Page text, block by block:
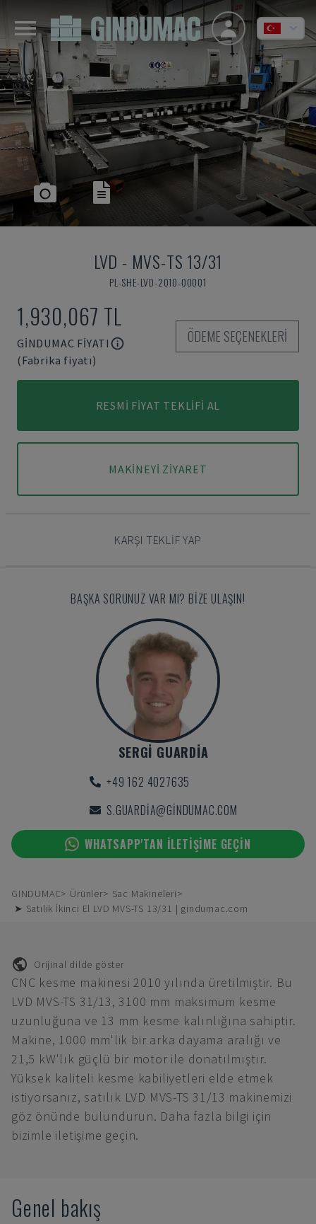
LVD - MVS-TS 13/31
PL-SHE-LVD-2010-00001
1,930,067 TL
GINDUMAC FIYATI
(Fabrika fiyatı)
ÖDEME SEÇENEKLERI
RESMI FIYAT TEKLIFI AL
MAKINEYI ZIYARET
KARŞI TEKLIF YAP
BAŞKA SORUNUZ VAR MI? BIZE ULAŞIN!
SERGI GUARDIA
+49 162 4027635
S.GUARDIA@GINDUMAC.COM
WHATSAPP'TAN ILETIŞIME GEÇIN
GINDUMAC Ürünler
Sac Makineleri
➤ Satılık İkinci El LVD MVS-TS 13/31 | gindumac.com
Orijinal dilde göster
CNC kesme makinesi 2010 yılında üretilmiştir. Bu
LVD MVS-TS 31/13, 3100 mm maksimum kesme
uzunluğuna ve 13 mm kesme kalınlığına sahiptir.
Makine, 1000 mm'lik bir arka dayama aralığı ve
21,5 kW'lık güçlü bir motor ile donatılmıştır.
Yüksek kaliteli kesme kabiliyetleri elde etmek
istiyorsanız, satılık LVD MVS-TS 31/13 makinemizi
göz önünde bulundurun. Daha fazla bilgi için
bizimle iletişime geçin.
Genel bakış